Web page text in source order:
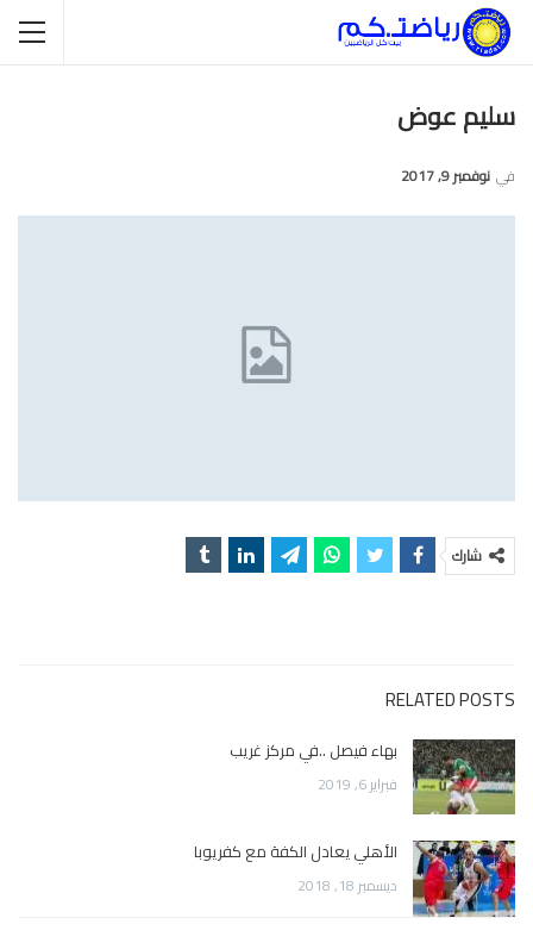
سليم عوض
في نوفمبر 9, 2017
شارك
RELATED POSTS
بهاء فيصل ..في مركز غريب
فبراير 6, 2019
الأهلي يعادل الكفة مع كفريوبا
ديسمبر 18, 2018